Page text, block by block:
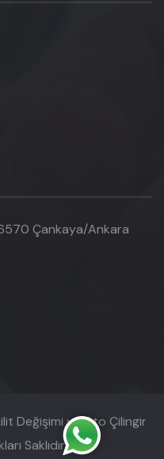
Çankaya/Ankara
Değişimi ve Oto Çilingir
Saklıdır.